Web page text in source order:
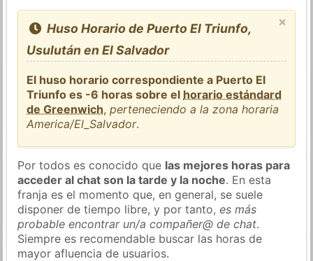
×
Huso Horario de Puerto El Triunfo,
Usulután en El Salvador
El huso horario correspondiente a Puerto El
Triunfo es -6 horas sobre el horario estándard
de Greenwich,perteneciendo a la zona horaria
America/El_Salvador.
Por todos es conocido que las mejores horas para
acceder al chat son la tarde y la noche. En esta
franja es el momento que, en general, se suele
disponer de tiempo libre, y por tanto,es más
probable encontrar un/a compañer@ de chat.
Siempre es recomendable buscar las horas de
mayor afluencia de usuarios.